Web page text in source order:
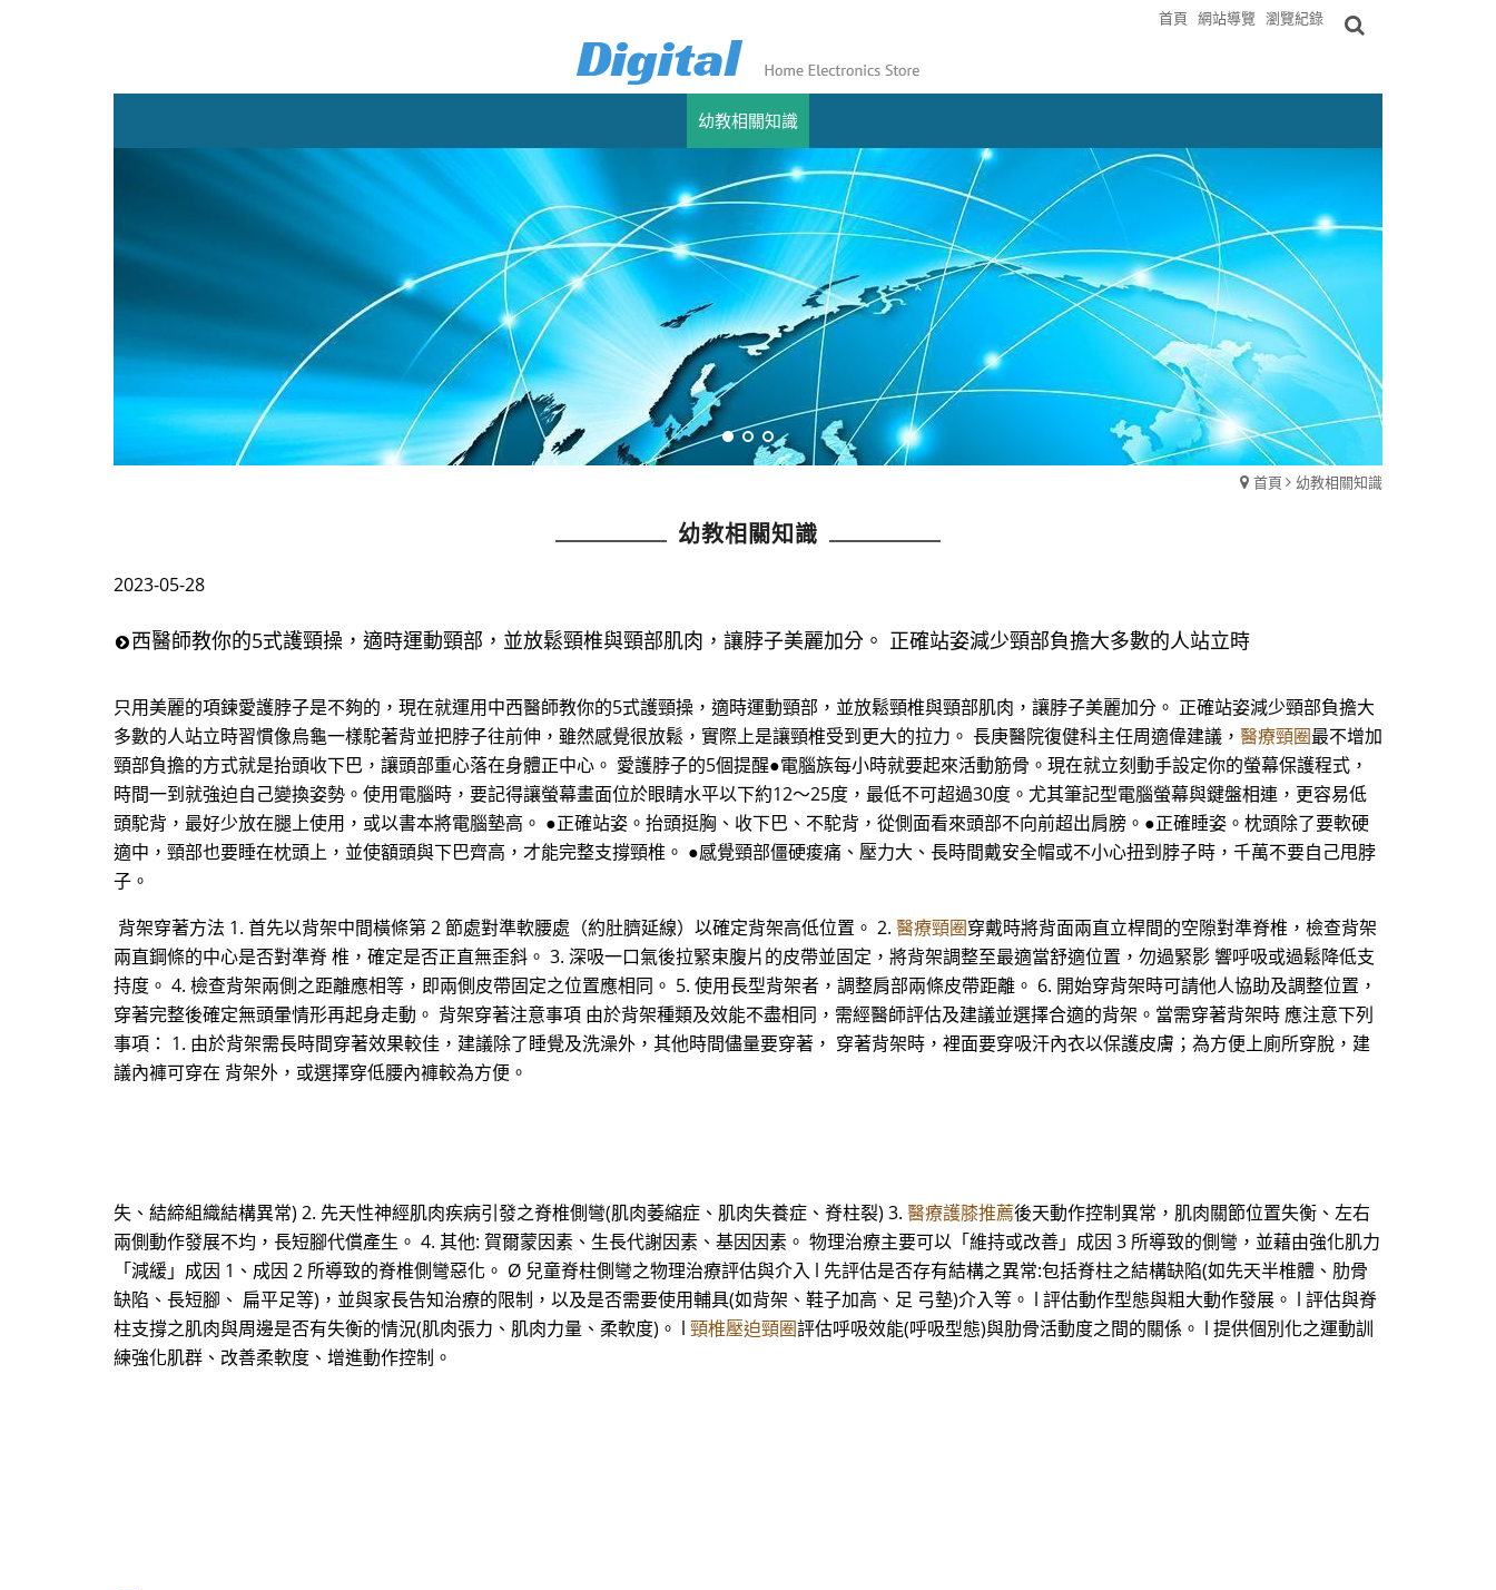
首頁 網站導覽 瀏覽紀錄
幼教相關知識
首頁 幼教相關知識
幼教相關知識
2023-05-28
西醫師教你的5式護頸操，適時運動頸部，並放鬆頸椎與頸部肌肉，讓脖子美麗加分。 正確站姿減少頸部負擔大多數的人站立時
只用美麗的項鍊愛護脖子是不夠的，現在就運用中西醫師教你的5式護頸操，適時運動頸部，並放鬆頸椎與頸部肌肉，讓脖子美麗加分。 正確站姿減少頸部負擔大
多數的人站立時習慣像烏龜一樣駝著背並把脖子往前伸，雖然感覺很放鬆，實際上是讓頸椎受到更大的拉力。 長庚醫院復健科主任周適偉建議， 醫療頸圈最不增加
頸部負擔的方式就是抬頭收下巴，讓頭部重心落在身體正中心。 愛護脖子的5個提醒●電腦族每小時就要起來活動筋骨。現在就立刻動手設定你的螢幕保護程式，
時間一到就強迫自己變換姿勢。使用電腦時，要記得讓螢幕畫面位於眼睛水平以下約12～25度，最低不可超過30度。尤其筆記型電腦螢幕與鍵盤相連，更容易低
頭駝背，最好少放在腿上使用，或以書本將電腦墊高。 ●正確站姿。抬頭挺胸、收下巴、不駝背，從側面看來頭部不向前超出肩膀。●正確睡姿。枕頭除了要軟硬
適中，頸部也要睡在枕頭上，並使額頭與下巴齊高，才能完整支撐頸椎。 ●感覺頸部僵硬痠痛、壓力大、長時間戴安全帽或不小心扭到脖子時，千萬不要自己甩脖
子。
背架穿著方法 1. 首先以背架中間橫條第 2 節處對準軟腰處（約肚臍延線）以確定背架高低位置。 2. 醫療頸圈穿戴時將背面兩直立桿間的空隙對準脊椎，檢查背架
兩直鋼條的中心是否對準脊 椎，確定是否正直無歪斜。 3. 深吸一口氣後拉緊束腹片的皮帶並固定，將背架調整至最適當舒適位置，勿過緊影 響呼吸或過鬆降低支
持度。 4. 檢查背架兩側之距離應相等，即兩側皮帶固定之位置應相同。 5. 使用長型背架者，調整肩部兩條皮帶距離。 6. 開始穿背架時可請他人協助及調整位置，
穿著完整後確定無頭暈情形再起身走動。 背架穿著注意事項 由於背架種類及效能不盡相同，需經醫師評估及建議並選擇合適的背架。當需穿著背架時 應注意下列
事項： 1. 由於背架需長時間穿著效果較佳，建議除了睡覺及洗澡外，其他時間儘量要穿著， 穿著背架時，裡面要穿吸汗內衣以保護皮膚；為方便上廁所穿脫，建
議內褲可穿在 背架外，或選擇穿低腰內褲較為方便。
失、結締組織結構異常) 2. 先天性神經肌肉疾病引發之脊椎側彎(肌肉萎縮症、肌肉失養症、脊柱裂) 3. 醫療護膝推薦後天動作控制異常，肌肉關節位置失衡、左右
兩側動作發展不均，長短腳代償產生。 4. 其他: 賀爾蒙因素、生長代謝因素、基因因素。 物理治療主要可以「維持或改善」成因 3 所導致的側彎，並藉由強化肌力
「減緩」成因 1、成因 2 所導致的脊椎側彎惡化。 Ø 兒童脊柱側彎之物理治療評估與介入 l 先評估是否存有結構之異常:包括脊柱之結構缺陷(如先天半椎體、肋骨
缺陷、長短腳、 扁平足等)，並與家長告知治療的限制，以及是否需要使用輔具(如背架、鞋子加高、足 弓墊)介入等。 l 評估動作型態與粗大動作發展。 l 評估與脊
柱支撐之肌肉與周邊是否有失衡的情況(肌肉張力、肌肉力量、柔軟度)。 l 頸椎壓迫頸圈評估呼吸效能(呼吸型態)與肋骨活動度之間的關係。 l 提供個別化之運動訓
練強化肌群、改善柔軟度、增進動作控制。